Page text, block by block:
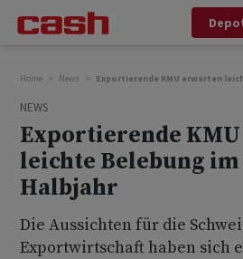
Home News Exportierende KMU erwarten
NEWS
Exportierende
leichte Belebung
Halbjahr
Die Aussichten für die
Exportwirtschaft haben sich